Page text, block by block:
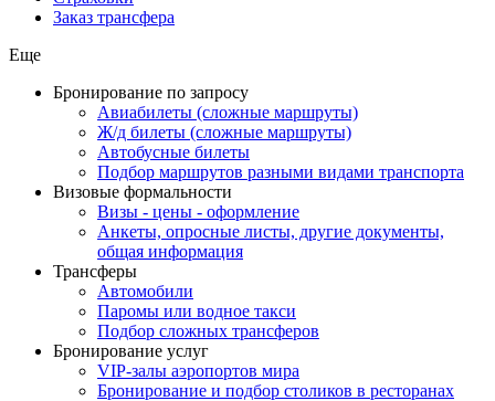
Заказ трансфера
Еще
Бронирование по запросу
Авиабилеты (сложные маршруты)
Ж/д билеты (сложные маршруты)
Автобусные билеты
Подбор маршрутов разными видами транспорта
Визовые формальности
Визы - цены - оформление
Анкеты, опросные листы, другие документы,
общая информация
Трансферы
Автомобили
Паромы или водное такси
Подбор сложных трансферов
Бронирование услуг
VIP-залы аэропортов мира
Бронирование и подбор столиков в ресторанах